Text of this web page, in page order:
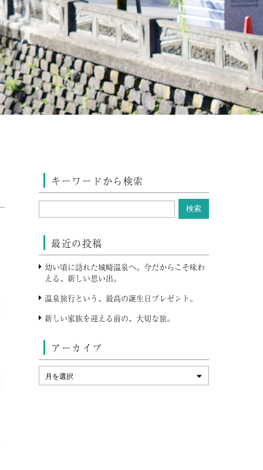
キーワードから検索
最近の投稿
幼い頃に訪れた城崎温泉へ。今だからこそ味わ
える、新しい思い出。
温泉旅行という、最高の誕生日プレゼント。
新しい家族を迎える前の、大切な旅。
アーカイブ